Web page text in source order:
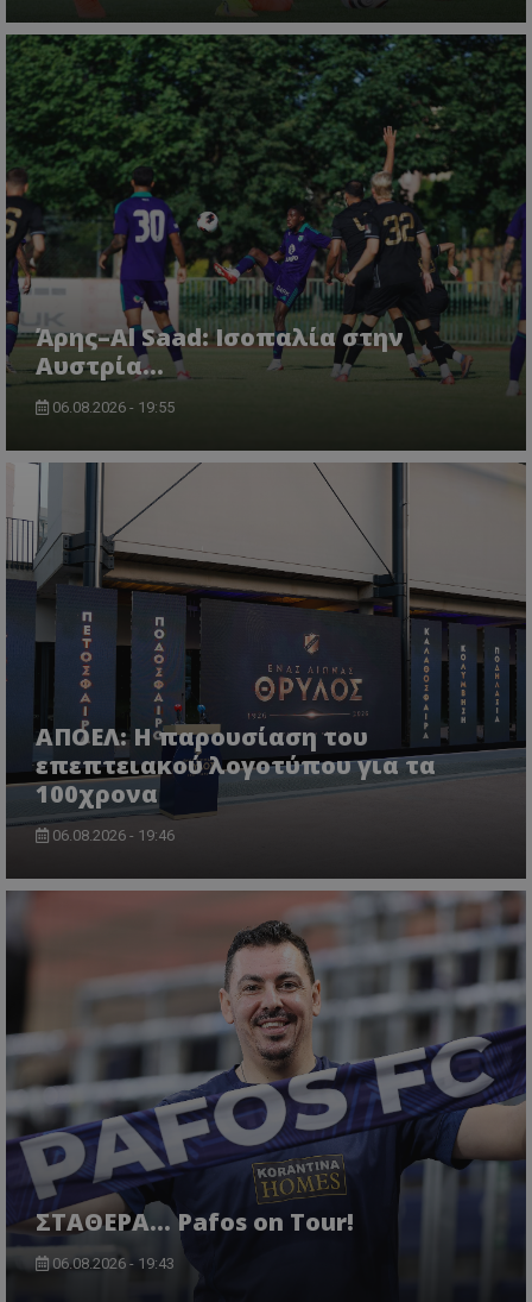
Άρης–Al Saad: Ισοπαλία στην
Αυστρία...
06.08.2026 - 19:55
ΑΠΟΕΛ: Η παρουσίαση του
επεπτειακού λογοτύπου για τα
100χρονα
06.08.2026 - 19:46
ΣΤΑΘΕΡΑ... Pafos on Tour!
06.08.2026 - 19:43